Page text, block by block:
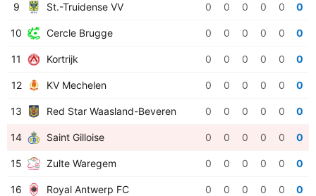
9 St.-Truidense VV 0 0 0 0 0 0
10 Cercle Brugge 0 0 0 0 0 0
11 Kortrijk 0 0 0 0 0 0
12 KV Mechelen 0 0 0 0 0 0
13 Red Star Waasland-Beveren 0 0 0 0 0 0
14 Saint Gilloise 0 0 0 0 0 0
15 Zulte Waregem 0 0 0 0 0 0
16 Royal Antwerp FC 0 0 0 0 0 0